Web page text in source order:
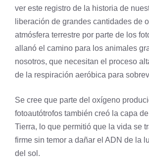
ver este registro de la historia de
liberación de grandes cantidades de
atmósfera terrestre por parte de los
allanó el camino para los animales
nosotros, que necesitan el proceso
de la respiración aeróbica para
Se cree que parte del oxígeno
fotoautótrofos también creó la capa
Tierra, lo que permitió que la vida se
firme sin temor a dañar el ADN de la
del sol.